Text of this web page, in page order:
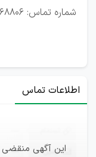
شماره تماس: 02634468806- 02634469172
اطلاعات تماس
این آگهی منقضی
ایمیل —